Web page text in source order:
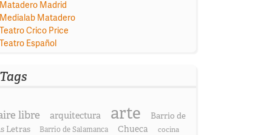
Matadero Madrid
Medialab Matadero
Teatro Crico Price
Teatro Español
Tags
libre arquitectura arte
Barrio de
Letras
Barrio de Salamanca Chueca
cocina